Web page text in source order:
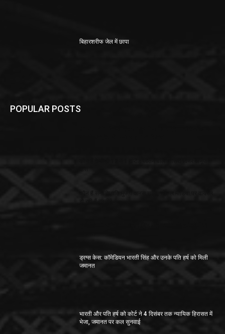
बिहारशरीफ जेल में छापा
POPULAR POSTS
ड्रग्स केस: कॉमेडियन भारती सिंह और उनके पति हर्ष को मिली
जमानत
भारती और पति हर्ष को कोर्ट ने 4 दिसंबर तक न्यायिक हिरासत में
भेजा, जमानत पर कल सुनवाई